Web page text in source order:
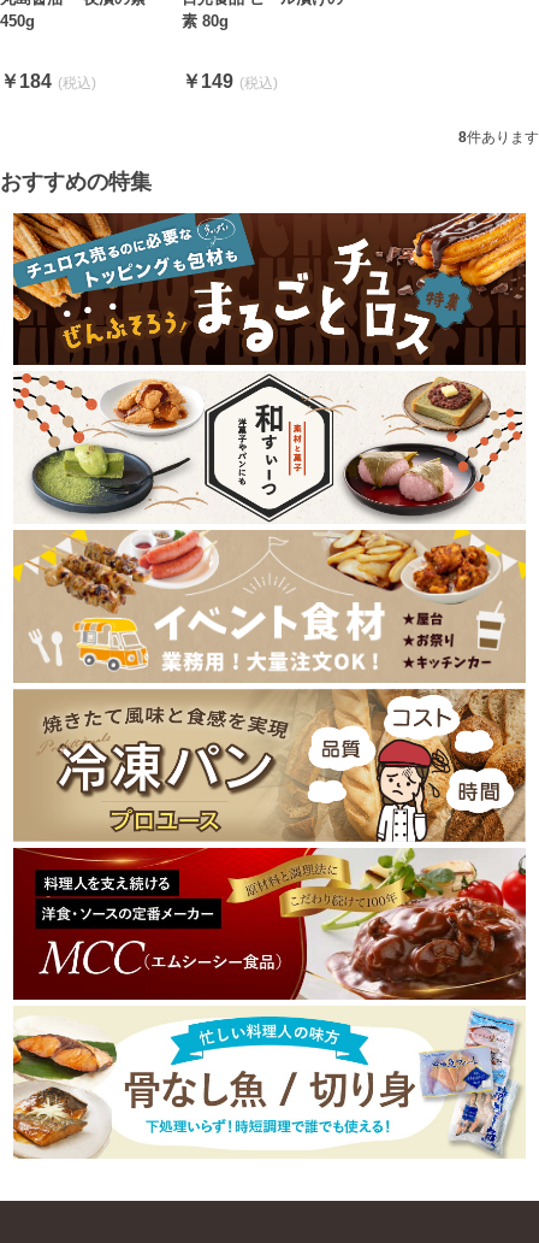
450g
￥184
素 80g
￥149
8件あります
おすすめの特集